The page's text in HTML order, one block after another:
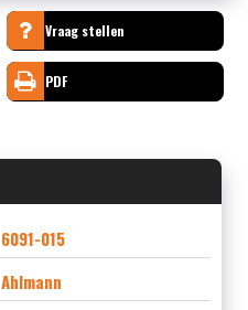
Vraag stellen
PDF
6091-015
Ahlmann